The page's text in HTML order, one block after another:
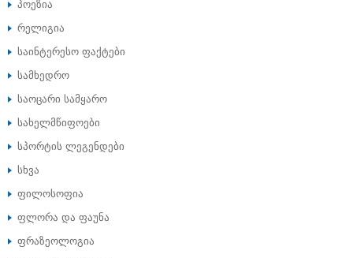
პოეზია
რელიგია
საინტერესო ფაქტები
სამხედრო
საოცარი სამყარო
სახელმწიფოები
სპორტის ლეგენდები
სხვა
ფილოსოფია
ფლორა და ფაუნა
ფრაზეოლოგია